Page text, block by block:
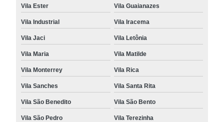
Vila Ester Vila Guaianazes
Vila Industrial Vila Iracema
Vila Jaci Vila Letônia
Vila Maria Vila Matilde
Vila Monterrey Vila Rica
Vila Sanches Vila Santa Rita
Vila São Benedito Vila São Bento
Vila São Pedro Vila Terezinha